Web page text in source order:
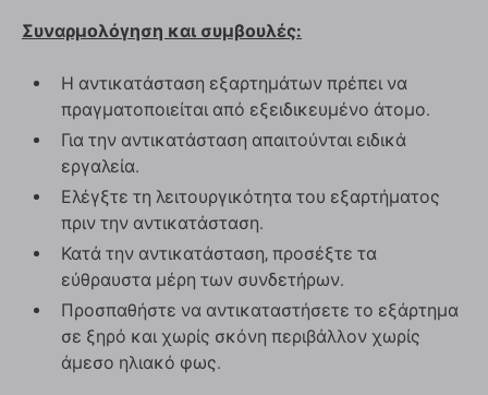
Συναρμολόγηση και συμβουλές:
Η αντικατάσταση εξαρτημάτων πρέπει να
πραγματοποιείται από εξειδικευμένο άτομο.
Για την αντικατάσταση απαιτούνται ειδικά
εργαλεία.
Ελέγξτε τη λειτουργικότητα του εξαρτήματος
πριν την αντικατάσταση.
Κατά την αντικατάσταση, προσέξτε τα
εύθραυστα μέρη των συνδετήρων.
Προσπαθήστε να αντικαταστήσετε το εξάρτημα
σε ξηρό και χωρίς σκόνη περιβάλλον χωρίς
άμεσο ηλιακό φως.